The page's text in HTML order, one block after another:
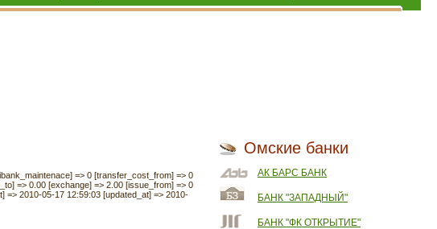
=> 0 [transfer_cost_from] => 0
=> 0.00 [exchange] => 2.00 [issue_from] => 0
=> 2010-05-17 12:59:03 [updated_at] => 2010-
Омские банки
АК БАРС БАНК
БАНК "ЗАПАДНЫЙ"
БАНК "ФК ОТКРЫТИЕ"